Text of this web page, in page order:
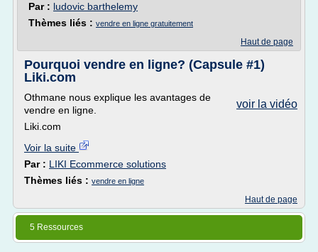
Par : ludovic barthelemy
Thèmes liés : vendre en ligne gratuitement
Haut de page
Pourquoi vendre en ligne? (Capsule #1)
Liki.com
voir la vidéo
Othmane nous explique les avantages de
vendre en ligne.
Liki.com
Voir la suite
Par : LIKI Ecommerce solutions
Thèmes liés : vendre en ligne
Haut de page
5 Ressources